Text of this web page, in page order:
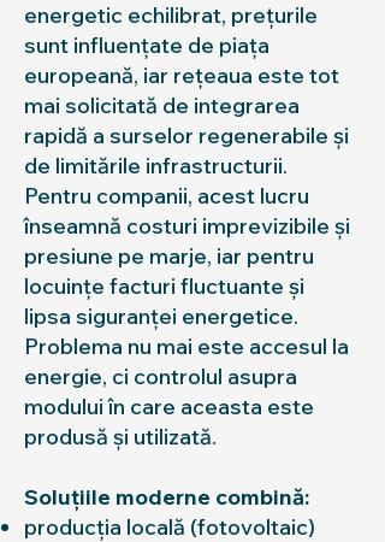
energetic echilibrat, prețurile
sunt influențate de piața
europeană, iar rețeaua este tot
mai solicitată de integrarea
rapidă a surselor regenerabile și
de limitările infrastructurii.
Pentru companii, acest lucru
înseamnă costuri imprevizibile și
presiune pe marje, iar pentru
locuințe facturi fluctuante și
lipsa siguranței energetice.
Problema nu mai este accesul la
energie, ci controlul asupra
modului în care aceasta este
produsă și utilizată.
Soluțiile moderne combină:​
producția locală (fotovoltaic)